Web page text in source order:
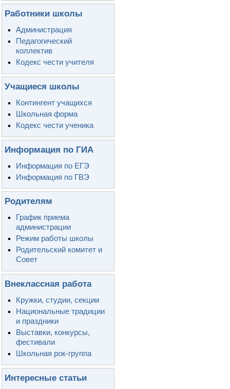
Работники школы
Администрация
Педагогический
коллектив
Кодекс чести учителя
Учащиеся школы
Контингент учащихся
Школьная форма
Кодекс чести ученика
Информация по ГИА
Информация по ЕГЭ
Информация по ГВЭ
Родителям
График приема
администрации
Режим работы школы
Родительский комитет и
Совет
Внеклассная работа
Кружки, студии, секции
Национальные традиции
и праздники
Выставки, конкурсы,
фестивали
Школьная рок-группа
Интересные статьи